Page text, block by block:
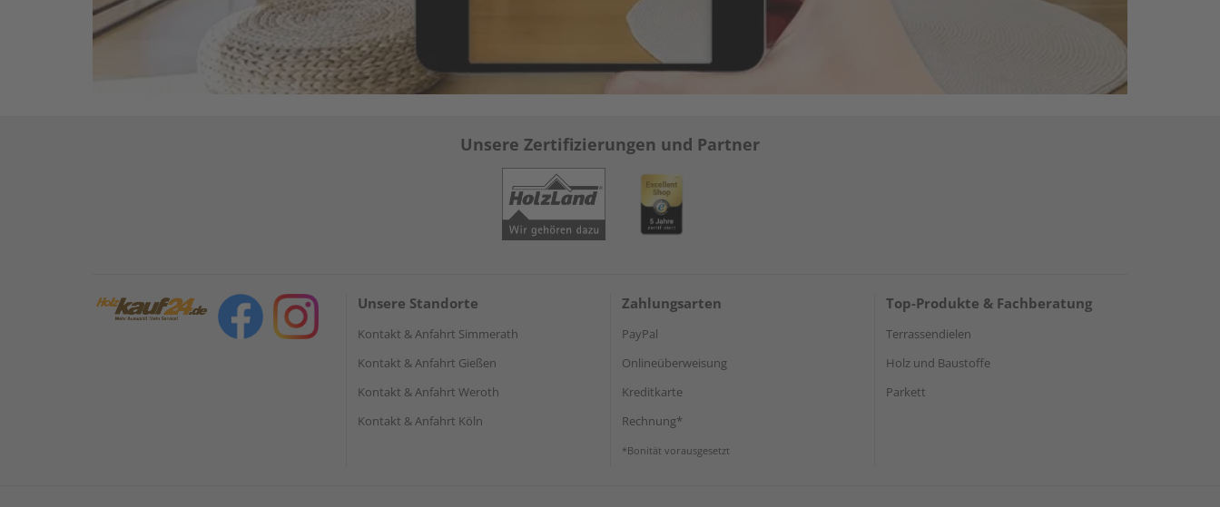
Unsere Zertifizierungen und Partner
Unsere Standorte
Kontakt & Anfahrt Simmerath
Kontakt & Anfahrt Gießen
Kontakt & Anfahrt Weroth
Kontakt & Anfahrt Köln
Zahlungsarten
PayPal
Onlineüberweisung
Kreditkarte
Rechnung*
*Bonität vorausgesetzt
Top-Produkte & Fachberatung
Terrassendielen
Holz und Baustoffe
Parkett